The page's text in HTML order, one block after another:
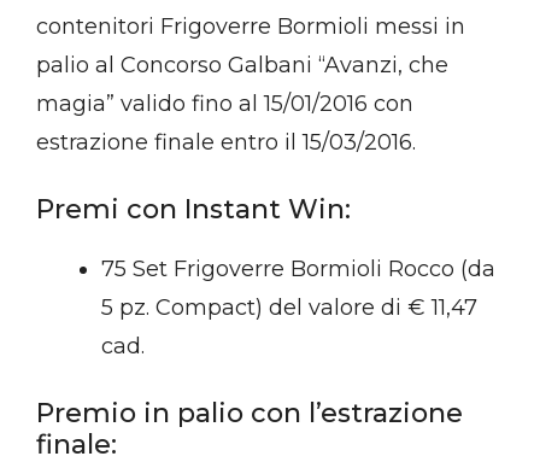
contenitori Frigoverre Bormioli messi in
palio al Concorso Galbani “Avanzi, che
magia” valido fino al 15/01/2016 con
estrazione finale entro il 15/03/2016.
Premi con Instant Win:
75 Set Frigoverre Bormioli Rocco (da
5 pz. Compact) del valore di € 11,47
cad.
Premio in palio con l’estrazione
finale: